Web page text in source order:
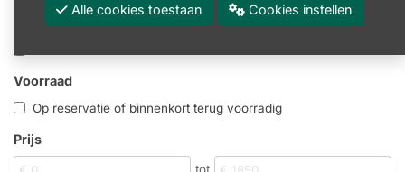
Merk
Voorraad
Op reservatie of binnenkort terug voorradig
Prijs
Alle cookies toestaan Cookies instellen